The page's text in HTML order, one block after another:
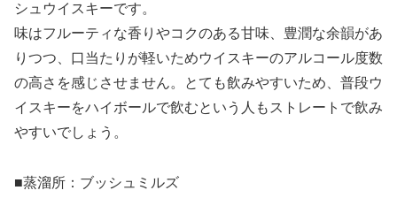
シュウイスキーです。
味はフルーティな香りやコクのある甘味、豊潤な余韻があ
りつつ、口当たりが軽いためウイスキーのアルコール度数
の高さを感じさせません。とても飲みやすいため、普段ウ
イスキーをハイボールで飲むという人もストレートで飲み
やすいでしょう。
■蒸溜所：ブッシュミルズ